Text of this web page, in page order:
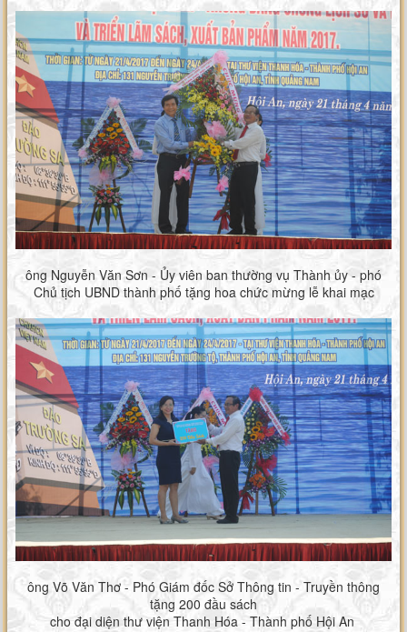
ông Nguyễn Văn Sơn - Ủy viên ban thường vụ Thành ủy - phó
Chủ tịch UBND thành phố tặng hoa chức mừng lễ khai mạc
ông Võ Văn Thơ - Phó Giám đốc Sở Thông tin - Truyền thông
tặng 200 đầu sách
cho đại diện thư viện Thanh Hóa - Thành phố Hội An